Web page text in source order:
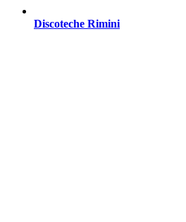
Discoteche Rimini